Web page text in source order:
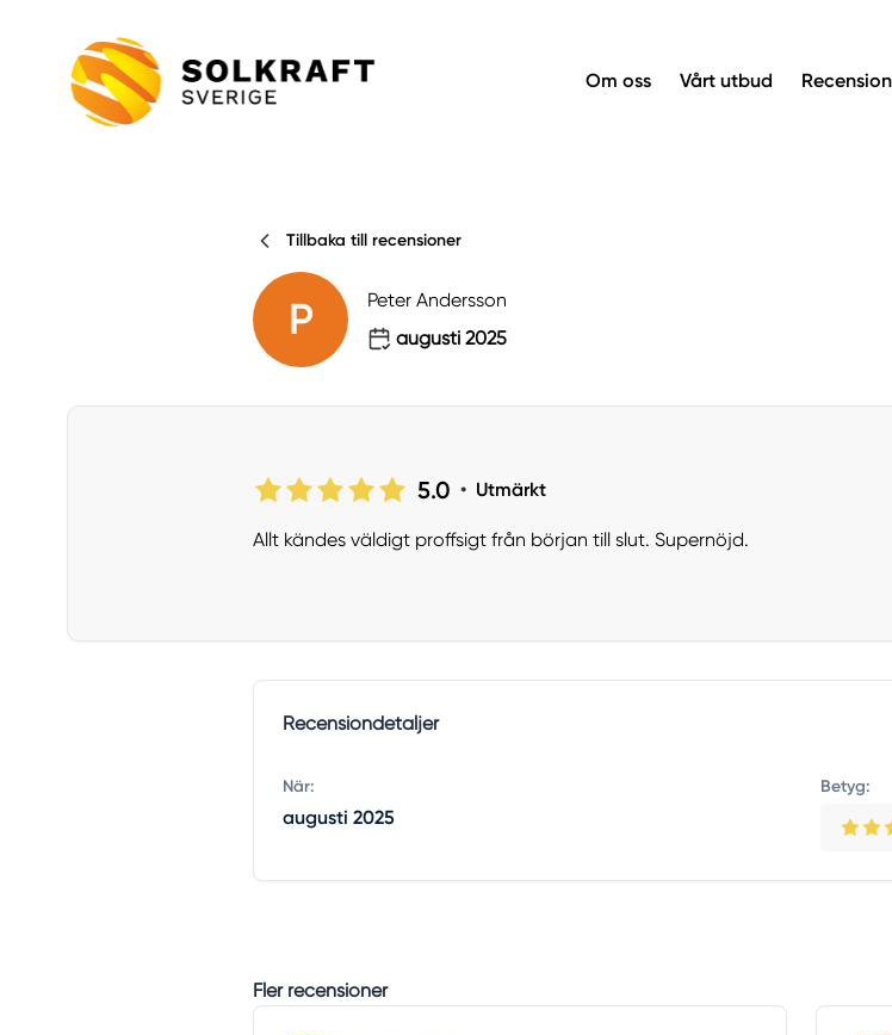
Om oss Vårt utbud
Tillbaka till recensioner
P
Peter Andersson
augusti 2025
5.0 • Utmärkt
Allt kändes väldigt proffsigt från början till slut. Supernöjd.
Recensiondetaljer
När:
augusti 2025
Betyg:
Fler recensioner